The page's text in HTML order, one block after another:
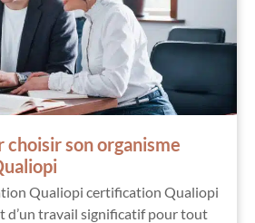
choisir son organisme
Qualiopi certification Qualiopi
d’un travail significatif pour tout